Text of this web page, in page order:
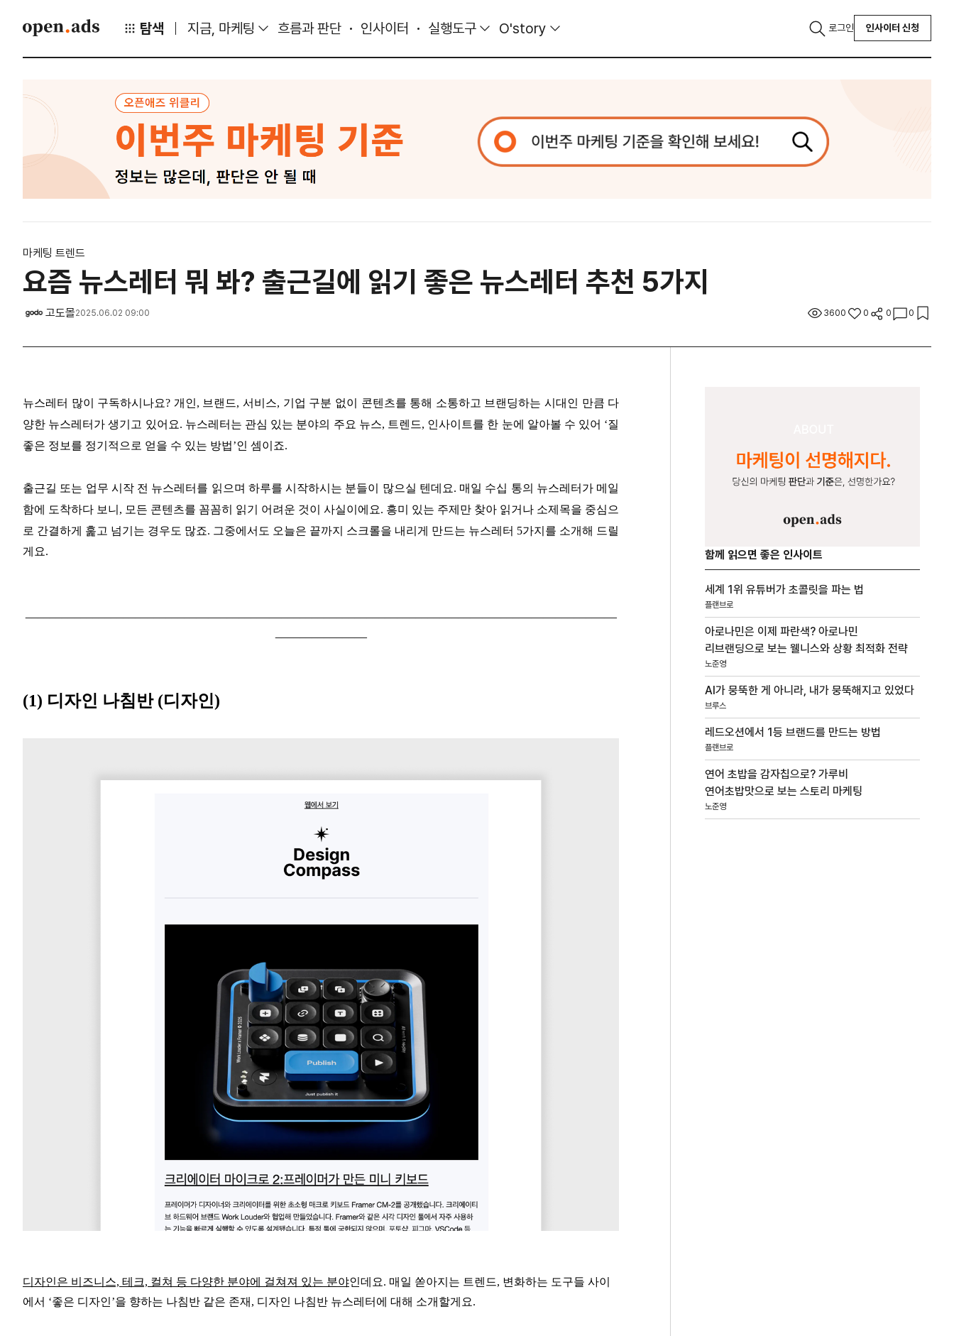
탐색 지금, 마케팅 흐름과 판단 인사이터 실행도구 O'story 로그인 인사이터 신청
마케팅 트렌드
요즘 뉴스레터 뭐 봐? 출근길에 읽기 좋은 뉴스레터 추천 5가지
고도몰2025.06.02 09:00 3600 0 0 0
뉴스레터 많이 구독하시나요? 개인, 브랜드, 서비스, 기업 구분 없이 콘텐츠를 통해 소통하고 브랜딩하는 시대인 만큼 다
양한 뉴스레터가 생기고 있어요. 뉴스레터는 관심 있는 분야의 주요 뉴스, 트렌드, 인사이트를 한 눈에 알아볼 수 있어 ‘질
좋은 정보를 정기적으로 얻을 수 있는 방법’인 셈이죠.
출근길 또는 업무 시작 전 뉴스레터를 읽으며 하루를 시작하시는 분들이 많으실 텐데요. 매일 수십 통의 뉴스레터가 메일
함에 도착하다 보니, 모든 콘텐츠를 꼼꼼히 읽기 어려운 것이 사실이에요. 흥미 있는 주제만 찾아 읽거나 소제목을 중심으
로 간결하게 훑고 넘기는 경우도 많죠. 그중에서도 오늘은 끝까지 스크롤을 내리게 만드는 뉴스레터 5가지를 소개해 드릴
게요.
(1) 디자인 나침반 (디자인)
디자인은 비즈니스, 테크, 컬쳐 등 다양한 분야에 걸쳐져 있는 분야인데요. 매일 쏟아지는 트렌드, 변화하는 도구들 사이
에서 ‘좋은 디자인’을 향하는 나침반 같은 존재, 디자인 나침반 뉴스레터에 대해 소개할게요.
함께 읽으면 좋은 인사이트
세계 1위 유튜버가 초콜릿을 파는 법
플랜브로
아로나민은 이제 파란색? 아로나민
리브랜딩으로 보는 웰니스와 상황 최적화 전략
노준영
AI가 뭉뚝한 게 아니라, 내가 뭉뚝해지고 있었다
브루스
레드오션에서 1등 브랜드를 만드는 방법
플랜브로
연어 초밥을 감자칩으로? 가루비
연어초밥맛으로 보는 스토리 마케팅
노준영